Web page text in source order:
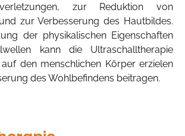
zur Reduktion von
zur Verbesserung des Hautbildes.
der physikalischen Eigenschaften
kann die Ultraschalltherapie
den menschlichen Körper erzielen
des Wohlbefindens beitragen.